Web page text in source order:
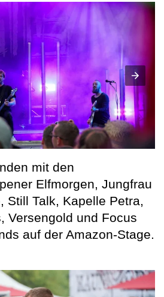
mit den
Elfmorgen, Jungfrau
Still Talk, Kapelle Petra,
Versengold und Focus
auf der Amazon-Stage.